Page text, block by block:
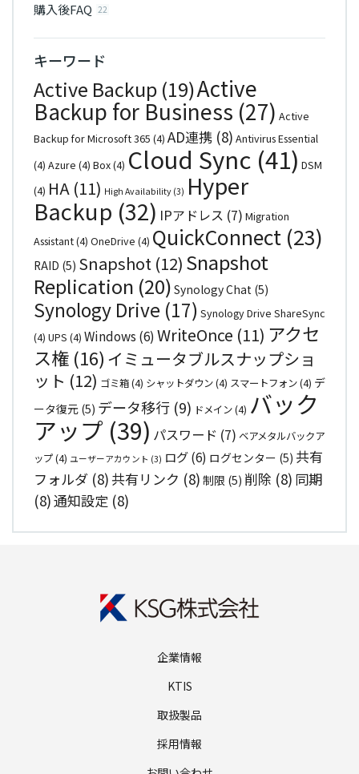
購入後FAQ 22
キーワード
Active Backup (19)Active
Backup for Business (27) Active
Backup for Microsoft 365 (4) AD連携 (8) Antivirus Essential
(4) Azure (4) Box(4) Cloud Sync (41) DSM
(4) HA (11) High Availability (3) Hyper
Backup (32) IPアドレス (7) Migration
Assistant(4) OneDrive (4) QuickConnect (23)
RAID (5) Snapshot (12) Snapshot
Replication (20) Synology Chat (5)
Synology Drive (17) Synology Drive ShareSync
(4) UPS (4) Windows (6) WriteOnce (11) アクセ
ス権 (16) イミュータブルスナップショ
ット (12) ゴミ箱(4) シャットダウン(4) スマートフォン(4) デ
ータ復元 (5) データ移行 (9) ドメイン(4) バック
アップ (39) パスワード (7) ベアメタルバックア
ップ(4) ユーザーアカウント (3) ログ(6) ログセンター (5) 共有
フォルダ (8) 共有リンク (8) 制限 (5) 削除 (8) 同期
(8)通知設定 (8)
企業情報
KTIS
取扱製品
採用情報